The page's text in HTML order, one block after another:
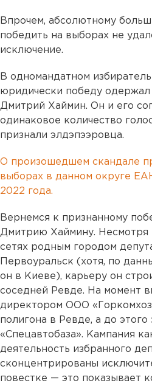
Впрочем, абсолютному
победить на выборах не
исключение.
В одномандатном
юридически победу
Дмитрий Хаймин. Он и его
одинаковое количество
признали элдэпээровца.
О произошедшем скандале
выборах в данном округе
2022 года.
Вернемся к признанному
Дмитрию Хаймину. Несмотря
сетях родным городом
Первоуральск (хотя, по
он в Киеве), карьеру он
соседней Ревде. На момент
директором ООО
полигона в Ревде, а до
«Спецавтобаза». Кампания
деятельность избранного
сконцентрированы
повестке — это показывает